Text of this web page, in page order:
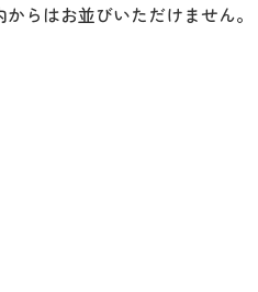
らはお並びいただけません。